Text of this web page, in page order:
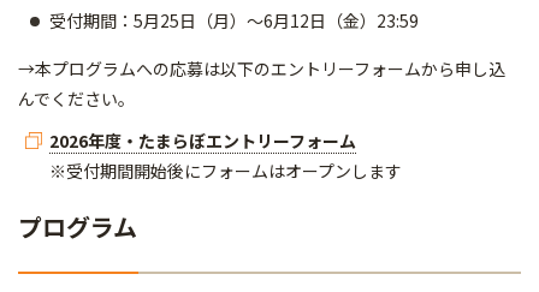
受付期間：5月25日（月）～6月12日（金）23:59
→本プログラムへの応募は以下のエントリーフォームから申し込
んでください。
2026年度・たまらぼエントリーフォーム
※受付期間開始後にフォームはオープンします
プログラム